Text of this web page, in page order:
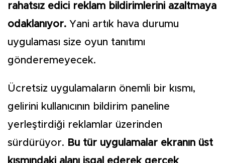
rahatsız edici reklam bildirimlerini azaltmaya
odaklanıyor. Yani artık hava durumu
uygulaması size oyun tanıtımı
gönderemeyecek.
Ücretsiz uygulamaların önemli bir kısmı,
gelirini kullanıcının bildirim paneline
yerleştirdiği reklamlar üzerinden
sürdürüyor. Bu tür uygulamalar ekranın üst
kısmındaki alanı işgal ederek gerçek